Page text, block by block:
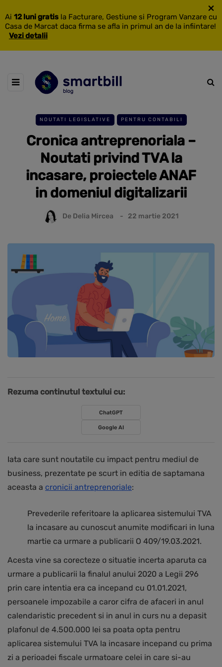
Ai 12 luni gratis la Facturare, Gestiune si Program Vanzare cu
Casa de Marcat daca firma se afla in primul an de la infiintare!
Vezi detalii
×
NOUTATI LEGISLATIVE PENTRU CONTABILI
Cronica antreprenoriala –
Noutati privind TVA la
incasare, proiectele ANAF
in domeniul digitalizarii
De Delia Mircea 22 martie 2021
Rezuma continutul textului cu:
ChatGPT
Google AI
Iata care sunt noutatile cu impact pentru mediul de
business, prezentate pe scurt in editia de saptamana
aceasta a cronicii antreprenoriale:
Prevederile referitoare la aplicarea sistemului TVA
la incasare au cunoscut anumite modificari in luna
martie ca urmare a publicarii O 409/19.03.2021.
Acesta vine sa corecteze o situatie incerta aparuta ca
urmare a publicarii la finalul anului 2020 a Legii 296
prin care intentia era ca incepand cu 01.01.2021,
persoanele impozabile a caror cifra de afaceri in anul
calendaristic precedent si in anul in curs nu a depasit
plafonul de 4.500.000 lei sa poata opta pentru
aplicarea sistemului TVA la incasare incepand cu prima
zi a perioadei fiscale urmatoare celei in care si-au